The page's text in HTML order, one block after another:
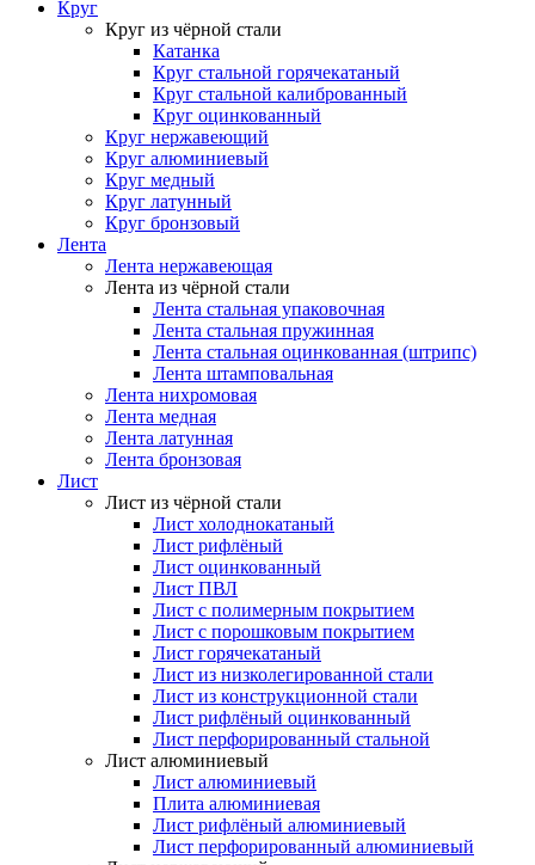
Круг
Круг из чёрной стали
Катанка
Круг стальной горячекатаный
Круг стальной калиброванный
Круг оцинкованный
Круг нержавеющий
Круг алюминиевый
Круг медный
Круг латунный
Круг бронзовый
Лента
Лента нержавеющая
Лента из чёрной стали
Лента стальная упаковочная
Лента стальная пружинная
Лента стальная оцинкованная (штрипс)
Лента штамповальная
Лента нихромовая
Лента медная
Лента латунная
Лента бронзовая
Лист
Лист из чёрной стали
Лист холоднокатаный
Лист рифлёный
Лист оцинкованный
Лист ПВЛ
Лист с полимерным покрытием
Лист с порошковым покрытием
Лист горячекатаный
Лист из низколегированной стали
Лист из конструкционной стали
Лист рифлёный оцинкованный
Лист перфорированный стальной
Лист алюминиевый
Лист алюминиевый
Плита алюминиевая
Лист рифлёный алюминиевый
Лист перфорированный алюминиевый